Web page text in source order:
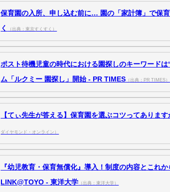
保育園の入所、申し込む前に… 園の「家計簿」で保
く （出典：東京すくすく）
ポスト待機児童の時代における園探しのキーワード
ム「ルクミー 園探し」開始 - PR TIMES （出典：PR TIMES）
【てぃ先生が答える】保育園を選ぶコツってありま
ダイヤモンド・オンライン）
『幼児教育・保育無償化』導入！制度の内容とこれ
LINK@TOYO - 東洋大学 （出典：東洋大学）